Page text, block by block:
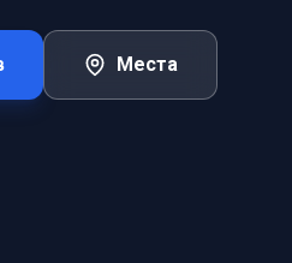
Места